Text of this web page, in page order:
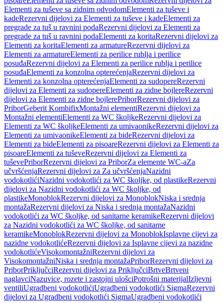
Elementi za tuševe sa zidnim odvodomElementi za tuševe i
kadeRezervni dijelovi za Elementi za tuševe i kadeElementi za
pregrade za tuš u ravnini podaRezervni dijelovi za Elementi za
pregrade za tuš u ravnini podaElementi za koritaRezervni dijelovi za
Elementi za koritaElementi za armatureRezervni dijelovi za
Elementi za armatureElementi za perilice rublja i perilice
posuđaRezervni dijelovi za Elementi za perilice rublja i perilice
posuđaElementi za konzolna opterećenjaRezervni dijelovi za
Elementi za konzolna opterećenjaElementi za sudopereRezervni
dijelovi za Elementi za sudopereElementi za zidne bojlereRezervni
dijelovi za Elementi za zidne bojlerePriborRezervni dijelovi za
PriborGeberit KombifixMontažni elementiRezervni dijelovi za
Montažni elementiElementi za WC školjkeRezervni dijelovi za
Elementi za WC školjkeElementi za umivaonikeRezervni dijelovi za
Elementi za umivaonikeElementi za bideRezervni dijelovi za
Elementi za bideElementi za pisoareRezervni dijelovi za Elementi za
pisoareElementi za tuševeRezervni dijelovi za Elementi za
tuševePriborRezervni dijelovi za PriborZa elemente WC-aZa
učvršćenjaRezervni dijelovi za Za učvršćenjaNazidni
vodokotlićiNazidni vodokotlići za WC školjke, od plastikeRezervni
dijelovi za Nazidni vodokotlići za WC školjke, od
plastikeMonoblokRezervni dijelovi za MonoblokNiska i srednja
montažaRezervni dijelovi za Niska i srednja montažaNazidni
vodokotlići za WC školjke, od sanitarne keramikeRezervni dijelovi
za Nazidni vodokotlići za WC školjke, od sanitarne
keramikeMonoblokRezervni dijelovi za MonoblokIsplavne cijevi za
nazidne vodokotlićeRezervni dijelovi za Isplavne cijevi za nazidne
vodokotlićeVisokomontažniRezervni dijelovi za
VisokomontažniNiska i srednja montažaPriborRezervni dijelovi za
PriborPriključciRezervni dijelovi za PriključciBrtveBrtveni
naglavciNazuvice, rozete i zastojni ulošciPotrošni materijalIzljevni
ventiliUgradbeni vodokotlićiUgradbeni vodokotlići SigmaRezervni
dijelovi za Ugradbeni vodokotlići SigmaUgradbeni vodokotlići